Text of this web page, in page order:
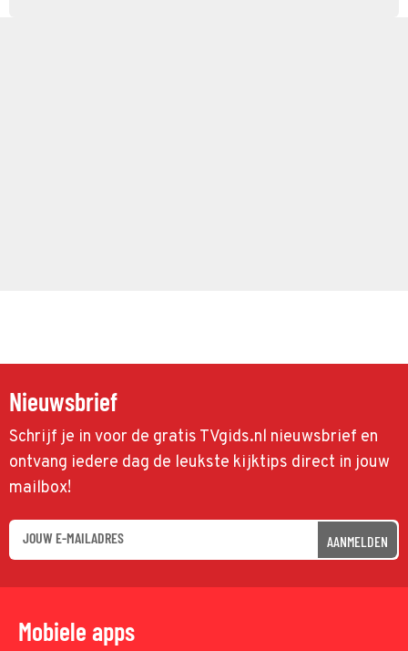
Nieuwsbrief
Schrijf je in voor de gratis TVgids.nl nieuwsbrief en
ontvang iedere dag de leukste kijktips direct in jouw
mailbox!
AANMELDEN
Mobiele apps